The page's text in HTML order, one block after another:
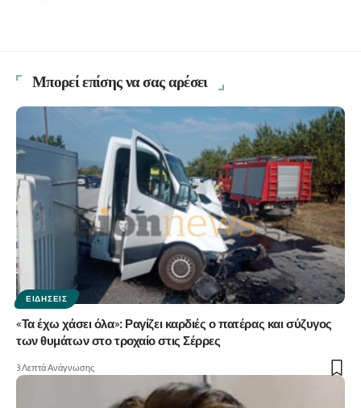
Μπορεί επίσης να σας αρέσει
ΕΙΔΉΣΕΙΣ
«Τα έχω χάσει όλα»: Ραγίζει καρδιές ο πατέρας και σύζυγος
των θυμάτων στο τροχαίο στις Σέρρες
3 Λεπτά Ανάγνωσης